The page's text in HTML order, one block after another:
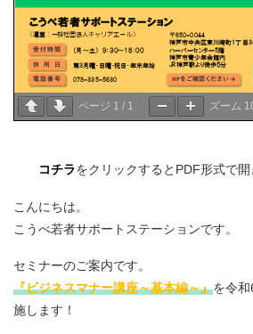
ページ 1 / 1 ズーム
コチラをクリックするとPDF形式で開
こんにちは。
こうべ若者サポートステーションです。
セミナーのご案内です。
『ビジネスマナー講座～基本編～』を令
施します！